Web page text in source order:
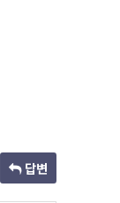
답변